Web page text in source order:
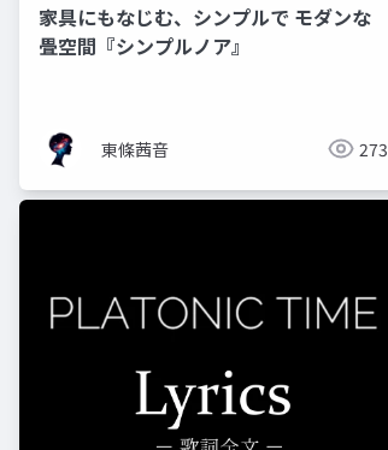
家具にもなじむ、シンプルで モダンな
畳空間『シンプルノア』
東條茜音 273